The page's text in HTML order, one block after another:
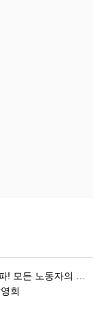
! 민주노총 7.15 총파업대회
회